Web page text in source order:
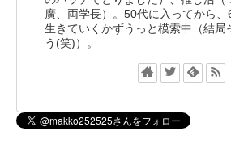
廣、両学長）。50代に入ってから、
生きていくかずうっと模索中（結局
う(笑)）。